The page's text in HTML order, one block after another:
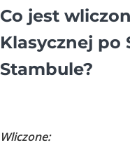
Co jest
Klasycznej po
Stambule?
Wliczone: